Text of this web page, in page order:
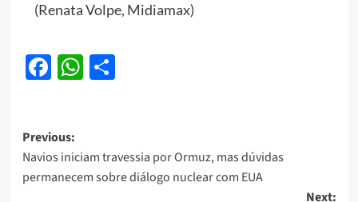
(Renata Volpe, Midiamax)
Facebook
WhatsApp
Share
Post
navigation
Previous:
Navios iniciam travessia por Ormuz, mas dúvidas
permanecem sobre diálogo nuclear com EUA
Next: